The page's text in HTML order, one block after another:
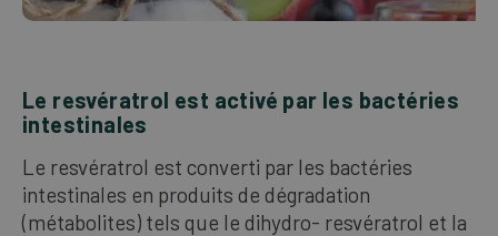
Le resvératrol est activé par les bactéries
intestinales
Le resvératrol est converti par les bactéries
intestinales en produits de dégradation
(métabolites) tels que le dihydro- resvératrol et la